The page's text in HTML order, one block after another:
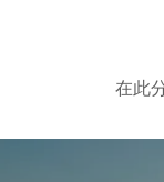
在此